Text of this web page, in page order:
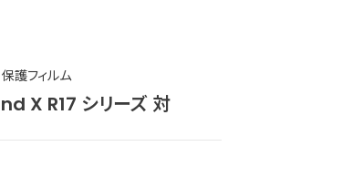
護フィルム
X R17 シリーズ 対